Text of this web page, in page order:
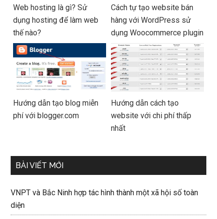
Web hosting là gì? Sử
dụng hosting để làm web
thế nào?
Cách tự tạo website bán
hàng với WordPress sử
dụng Woocommerce plugin
Hướng dẫn tạo blog miễn
phí với blogger.com
Hướng dẫn cách tạo
website với chi phí thấp
nhất
BÀI VIẾT MỚI
VNPT và Bắc Ninh hợp tác hình thành một xã hội số toàn
diện